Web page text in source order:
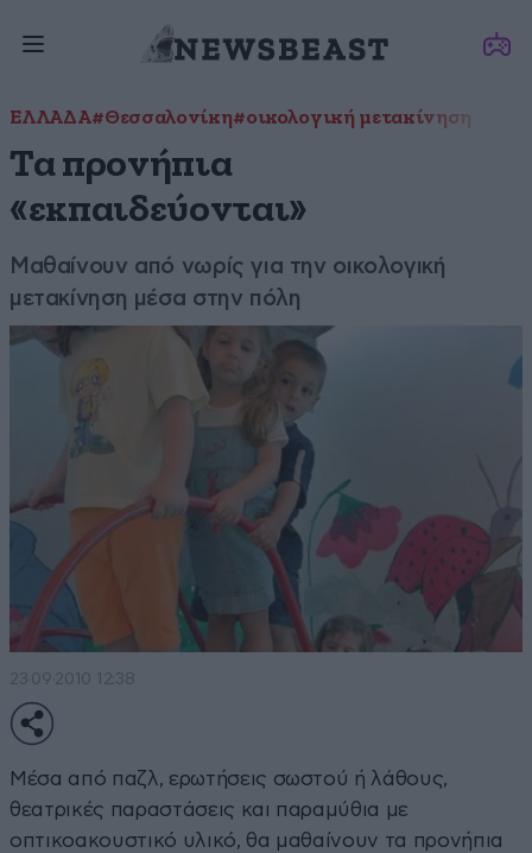
ΕΛΛΑΔΑ#Θεσσαλονίκη#οικολογική μετακίνηση
Τα προνήπια
«εκπαιδεύονται»
Μαθαίνουν από νωρίς για την οικολογική
μετακίνηση μέσα στην πόλη
23·09·2010 12:38
Μέσα από παζλ, ερωτήσεις σωστού ή λάθους,
θεατρικές παραστάσεις και παραμύθια με
οπτικοακουστικό υλικό, θα μαθαίνουν τα προνήπια